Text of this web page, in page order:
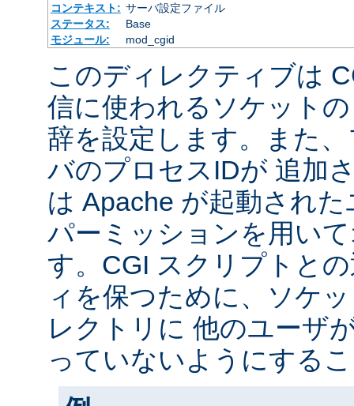
コンテキスト: サーバ設定ファイル
ステータス:
Base
モジュール:
mod_cgid
このディレクティブは
信に使われるソケット
辞を設定します。また
バのプロセスIDが 追加
は Apache が起動され
パーミッションを用い
す。CGI スクリプトと
ィを保つために、ソケ
レクトリに 他のユーザ
っていないようにする